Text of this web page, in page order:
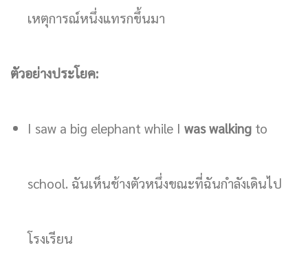
เหตุการณ์หนึ่งแทรกขึ้นมา
ตัวอย่างประโยค:
I saw a big elephant while I was walkingto
school. ฉันเห็นช้างตัวหนึ่งขณะที่ฉันกำลังเดินไป
โรงเรียน